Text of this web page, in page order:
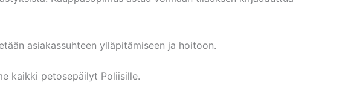
asiakassuhteen ylläpitämiseen ja hoitoon.
kaikki petosepäilyt Poliisille.